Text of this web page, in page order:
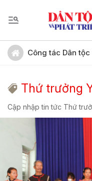
Công tác Dân tộc
Thứ trưởng
Cập nhập tin tức Thứ